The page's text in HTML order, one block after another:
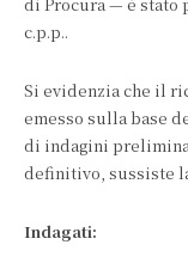
c.p.p..
Si evidenzia che il
emesso sulla base
di indagini
definitivo, sussiste
Indagati: